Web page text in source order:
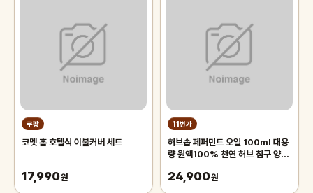
쿠팡
코멧 홈 호텔식 이불커버 세트
17,990원
11번가
허브솝 페퍼민트 오일 100ml 대용
량 원액100% 천연 허브 침구 양모
24,900원